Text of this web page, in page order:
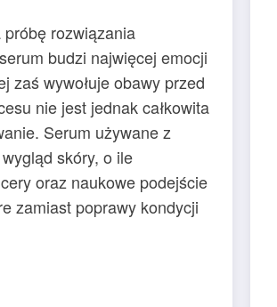
rozwiązania
budzi najwięcej emocji
zaś wywołuje obawy przed
nie jest jednak całkowita
Serum używane z
skóry, o ile
oraz naukowe podejście
zamiast poprawy kondycji